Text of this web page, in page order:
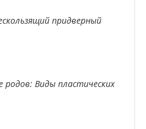
придверный
родов: Виды пластических